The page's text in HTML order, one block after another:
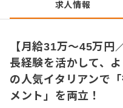
求人情報
【月給31万〜45万円
長経験を活かして、
の人気イタリアンで
メント」を両立！